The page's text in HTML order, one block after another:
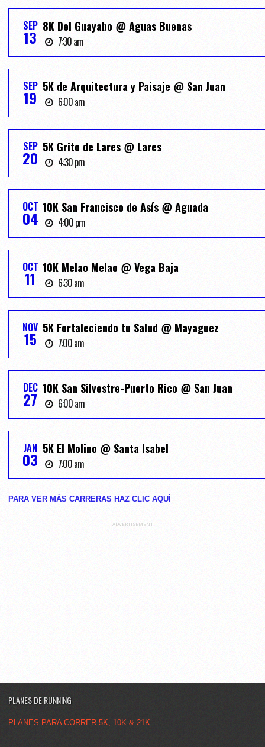
SEP
13
8K Del Guayabo @ Aguas Buenas
7:30 am
SEP
19
5K de Arquitectura y Paisaje @ San Juan
6:00 am
SEP
20
5K Grito de Lares @ Lares
4:30 pm
OCT
04
10K San Francisco de Asís @ Aguada
4:00 pm
OCT
11
10K Melao Melao @ Vega Baja
6:30 am
NOV
15
5K Fortaleciendo tu Salud @ Mayaguez
7:00 am
DEC
27
10K San Silvestre-Puerto Rico @ San Juan
6:00 am
JAN
03
5K El Molino @ Santa Isabel
7:00 am
PARA VER MÁS CARRERAS HAZ CLIC AQUĺ
ADVERTISEMENT
PLANES DE RUNNING
PLANES PARA CORRER 5K, 10K & 21K.